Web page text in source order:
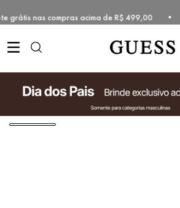
grátis nas compras acima de R$